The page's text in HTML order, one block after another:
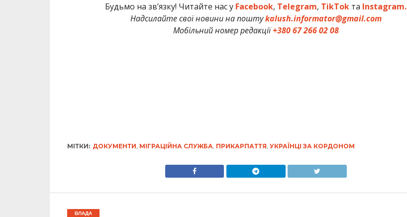
Будьмо на зв’язку! Читайте нас у Facebook, Telegram, TikTok та Instagram.
Надсилайте свої новини на поштуkalush.informator@gmail.com
Мобільний номер редакції+380 67 266 02 08
МІТКИ: ДОКУМЕНТИ, МІГРАЦІЙНА СЛУЖБА, ПРИКАРПАТТЯ, УКРАЇНЦІ ЗА КОРДОНОМ
ВЛАДА